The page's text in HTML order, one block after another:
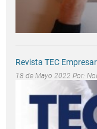
Revista TEC
18 de Mayo 2022 Por: